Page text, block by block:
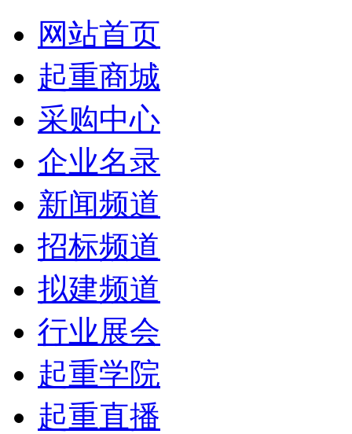
网站首页
起重商城
采购中心
企业名录
新闻频道
招标频道
拟建频道
行业展会
起重学院
起重直播